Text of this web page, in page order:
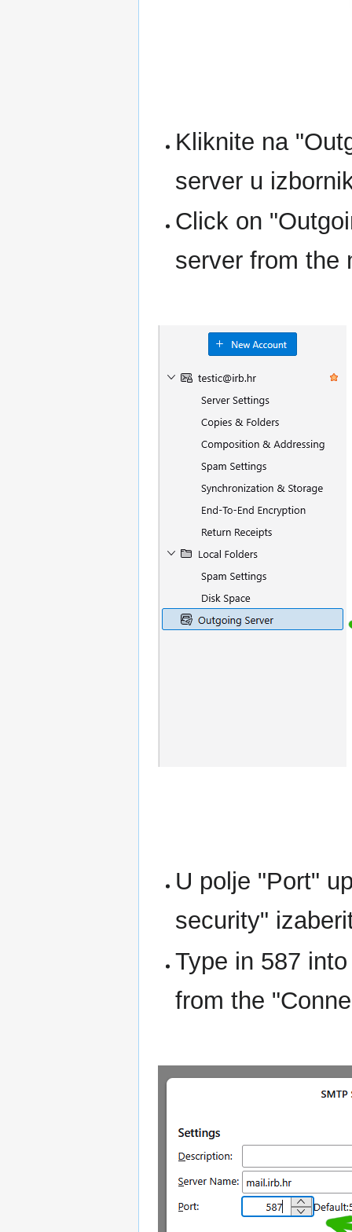
Kliknite na
server u
Click on
server from the
U polje "Port"
security"
Type in 587
from the